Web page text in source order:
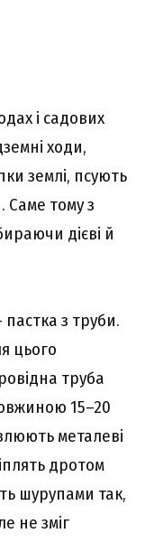
і садових
ходи,
землі, псують
Саме тому з
дієві й
з труби.
цього
труба
15–20
металеві
дротом
шурупами так,
не зміг